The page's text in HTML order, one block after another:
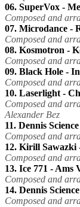
06. SuperVox -
Composed and
07. Microdance -
Composed and
08. Kosmotron -
Composed and
09. Black Hole -
Composed and
10. Laserlight -
Composed and
Alexander Bez
11. Dennis
Composed and
12. Kirill Sawazki
Composed and
13. Ice 771 - Ams
Composed and
14. Dennis
Composed and